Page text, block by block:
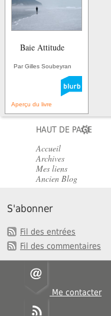
Baie Attitude
Par Gilles Soubeyran
Aperçu du livre
HAUT DE PAGE
Accueil
Archives
Mes liens
Ancien Blog
S'abonner
Fil des entrées
Fil des commentaires
Me contacter